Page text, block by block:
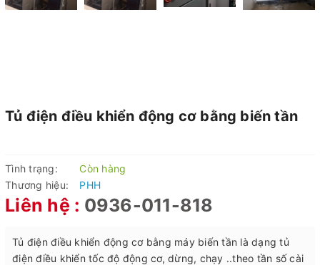
Tủ điện điều khiển động cơ bằng biến tần
Tình trạng:
Còn hàng
Thương hiệu:
PHH
Liên hệ : 0936-011-818
Tủ điện điều khiển động cơ bằng máy biến tần là dạng tủ
điện điều khiển tốc độ động cơ, dừng, chạy ..theo tần số cài